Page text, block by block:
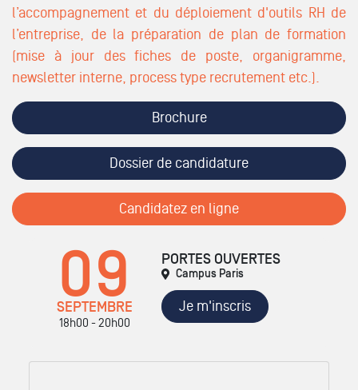
l’accompagnement et du déploiement d'outils RH de
l’entreprise, de la préparation de plan de formation
(mise à jour des fiches de poste, organigramme,
newsletter interne, process type recrutement etc.).
Brochure
Dossier de candidature
Candidatez en ligne
09
SEPTEMBRE
18h00 - 20h00
PORTES OUVERTES
Campus Paris
Je m'inscris